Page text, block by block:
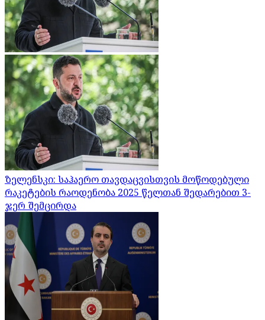
ზელენსკი: საჰაერო თავდაცვისთვის მოწოდებული
რაკეტების რაოდენობა 2025 წელთან შედარებით 3-
ჯერ შემცირდა